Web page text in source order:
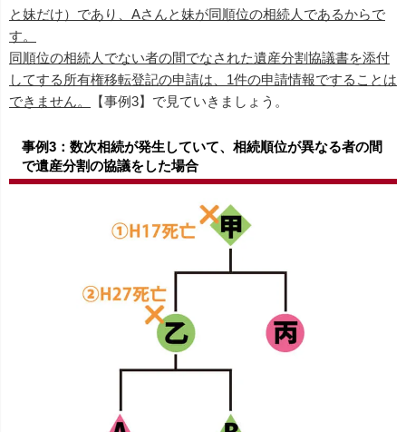
と妹だけ）であり、Aさんと妹が同順位の相続人であるからで
す。
同順位の相続人でない者の間でなされた遺産分割協議書を添付
してする所有権移転登記の申請は、1件の申請情報ですることは
できません。
【事例3】で見ていきましょう。
事例3：数次相続が発生していて、相続順位が異なる者の間
で遺産分割の協議をした場合